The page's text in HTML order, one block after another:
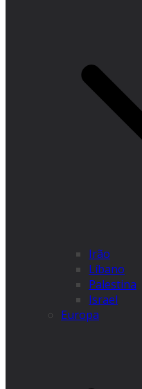
Irão
Líbano
Palestina
Israel
Europa